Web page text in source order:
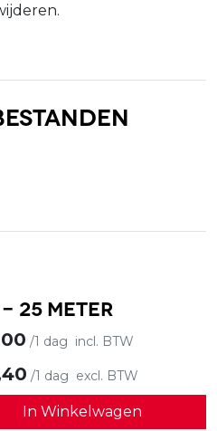
25 meter
/1 dag incl. BTW
/1 dag excl. BTW
In Winkelwagen